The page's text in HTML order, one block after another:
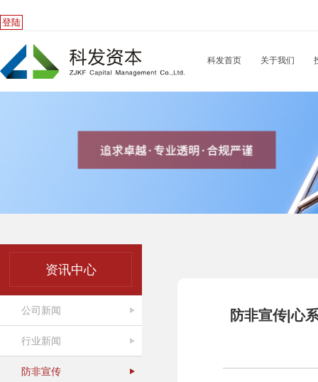
登陆
科发首页 关于我们
资讯中心
公司新闻
行业新闻
防非宣传
防非宣传|心